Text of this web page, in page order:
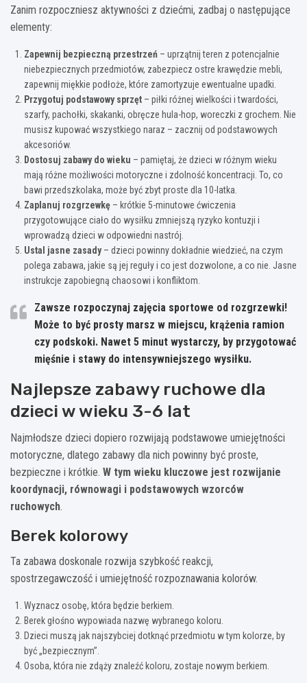
Zanim rozpoczniesz aktywności z dziećmi, zadbaj o następujące
elementy:
Zapewnij bezpieczną przestrzeń – uprzątnij teren z potencjalnie
niebezpiecznych przedmiotów, zabezpiecz ostre krawędzie mebli,
zapewnij miękkie podłoże, które zamortyzuje ewentualne upadki.
Przygotuj podstawowy sprzęt – piłki różnej wielkości i twardości,
szarfy, pachołki, skakanki, obręcze hula-hop, woreczki z grochem. Nie
musisz kupować wszystkiego naraz – zacznij od podstawowych
akcesoriów.
Dostosuj zabawy do wieku – pamiętaj, że dzieci w różnym wieku
mają różne możliwości motoryczne i zdolność koncentracji. To, co
bawi przedszkolaka, może być zbyt proste dla 10-latka.
Zaplanuj rozgrzewkę – krótkie 5-minutowe ćwiczenia
przygotowujące ciało do wysiłku zmniejszą ryzyko kontuzji i
wprowadzą dzieci w odpowiedni nastrój.
Ustal jasne zasady– dzieci powinny dokładnie wiedzieć, na czym
polega zabawa, jakie są jej reguły i co jest dozwolone, a co nie. Jasne
instrukcje zapobiegną chaosowi i konfliktom.
Zawsze rozpoczynaj zajęcia sportowe od rozgrzewki!
Może to być prosty marsz w miejscu, krążenia ramion
czy podskoki. Nawet 5 minut wystarczy, by przygotować
mięśnie i stawy do intensywniejszego wysiłku.
Najlepsze zabawy ruchowe dla
dzieci w wieku 3-6 lat
Najmłodsze dzieci dopiero rozwijają podstawowe umiejętności
motoryczne, dlatego zabawy dla nich powinny być proste,
bezpieczne i krótkie. W tym wieku kluczowe jest rozwijanie
koordynacji, równowagi i podstawowych wzorców
ruchowych.
Berek kolorowy
Ta zabawa doskonale rozwija szybkość reakcji,
spostrzegawczość i umiejętność rozpoznawania kolorów.
Wyznacz osobę, która będzie berkiem.
Berek głośno wypowiada nazwę wybranego koloru.
Dzieci muszą jak najszybciej dotknąć przedmiotu w tym kolorze, by
być „bezpiecznym”.
Osoba, która nie zdąży znaleźć koloru, zostaje nowym berkiem.